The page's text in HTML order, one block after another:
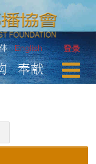
登录
English
奉献